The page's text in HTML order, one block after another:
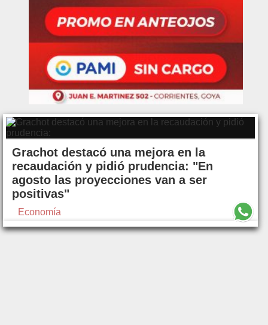
Grachot destacó una mejora en la
recaudación y pidió prudencia: "En
agosto las proyecciones van a ser
positivas"
Economía